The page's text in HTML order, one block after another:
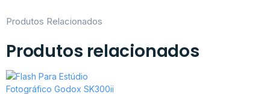
Produtos Relacionados
Produtos relacionados